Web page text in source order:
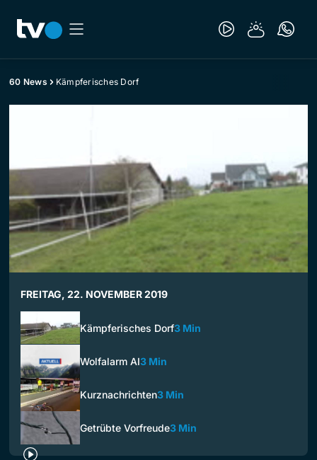
60 News Kämpferisches Dorf
FREITAG, 22. NOVEMBER 2019
Kämpferisches Dorf3 Min
Wolfalarm AI3 Min
Kurznachrichten3 Min
Getrübte Vorfreude3 Min